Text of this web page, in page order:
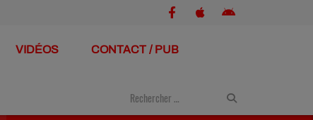
VIDÉOS CONTACT / PUB